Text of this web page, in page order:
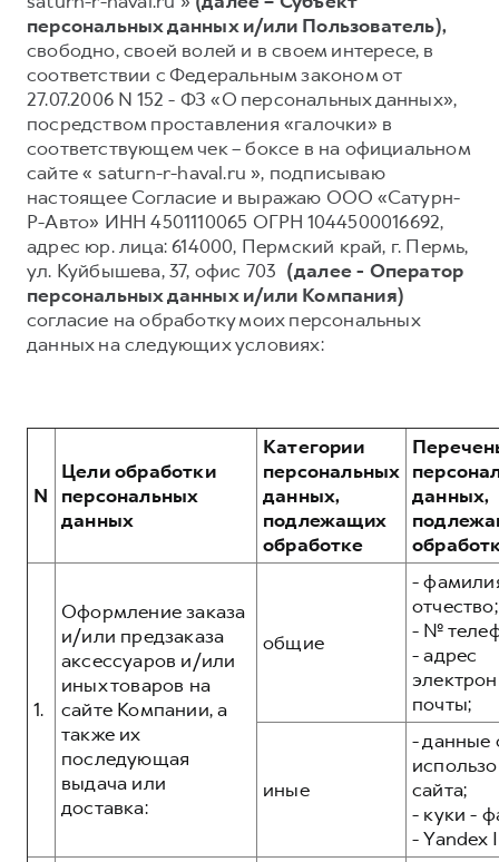
DARGO DARGO X
от 3 499 000 ₽
F7
от 2 899 000 ₽
F7X
от 3 599 000 ₽
от 3 449 000 ₽
Тест-драйв
Трейд-ин
КРЕДИТ И СТРАХОВАНИЕ
Кредитный калькулятор
Страхование
Кредит
КОРПОРАТИВНЫМ КЛИЕНТАМ
Для малого бизнеса
Крупным корпоративным клиентам
Система управления автопарком
Сервис для корпоративных клиентов
АКСЕССУАРЫ HAVAL
Автомобильные аксессуары
Коллекция CITY
Коллекция Базовая
Коллекция Детская
СЕРВИСНОЕ ОБСЛУЖИВАНИЕ
Нулевое ТО
Программа «Помощь на дороге»
Регламенты технического обслуживания
Электронный ПТС
ПОДДЕРЖКА
GWM Безопасность
Гарантия HAVAL
Мобильное приложение GWM
Руководства по эксплуатации
Подписки
АКСЕССУАРЫ HAVAL
Коллекция CITY
Коллекция Базовая
Коллекция Детская
О дилере
Наша команда
Контакты
персональных данных и/или Пользователь),
свободно, своей волей и в своем интересе, в
соответствии с Федеральным законом от
27.07.2006 N 152 - ФЗ «О персональных данных»,
посредством проставления «галочки» в
соответствующем чек – боксе в на официальном
сайте « saturn-r-haval.ru », подписываю
настоящее Согласие и выражаю ООО «Сатурн-
Р-Авто» ИНН 4501110065 ОГРН 1044500016692,
адрес юр. лица: 614000, Пермский край, г. Пермь,
ул. Куйбышева, 37, офис 703 (далее - Оператор
персональных данных и/или Компания)
согласие на обработку моих персональных
данных на следующих условиях:
N
Цели обработки
персональных
данных
Категории
персональных
данных,
подлежащих
обработке
данных,
1.
Оформление заказа
и/или предзаказа
аксессуаров и/или
иных товаров на
сайте Компании, а
также их
последующая
выдача или
доставка:
общие
-
отчество;
- №
- адрес
почты;
иные
- данные
сайта;
- куки -
- Yandex